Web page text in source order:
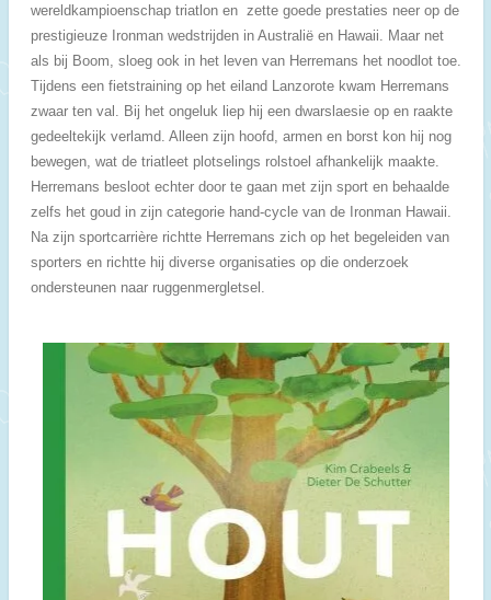
wereldkampioenschap triatlon en zette goede prestaties neer op de
prestigieuze Ironman wedstrijden in Australië en Hawaii. Maar net
als bij Boom, sloeg ook in het leven van Herremans het noodlot toe.
Tijdens een fietstraining op het eiland Lanzorote kwam Herremans
zwaar ten val. Bij het ongeluk liep hij een dwarslaesie op en raakte
gedeeltekijk verlamd. Alleen zijn hoofd, armen en borst kon hij nog
bewegen, wat de triatleet plotselings rolstoel afhankelijk maakte.
Herremans besloot echter door te gaan met zijn sport en behaalde
zelfs het goud in zijn categorie hand-cycle van de Ironman Hawaii.
Na zijn sportcarrière richtte Herremans zich op het begeleiden van
sporters en richtte hij diverse organisaties op die onderzoek
ondersteunen naar ruggenmergletsel.